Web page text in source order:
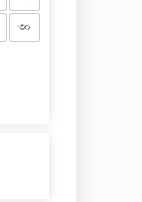
৩০